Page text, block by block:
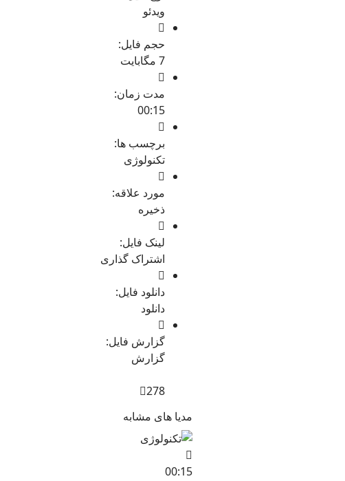
ویدئو
حجم فایل:
7 مگابایت
مدت زمان:
00:15
برچسب ها:
تکنولوژی
مورد علاقه:
ذخیره
لینک فایل:
اشتراک گذاری
دانلود فایل:
دانلود
گزارش فایل:
گزارش
278
مدیا های مشابه
00:15